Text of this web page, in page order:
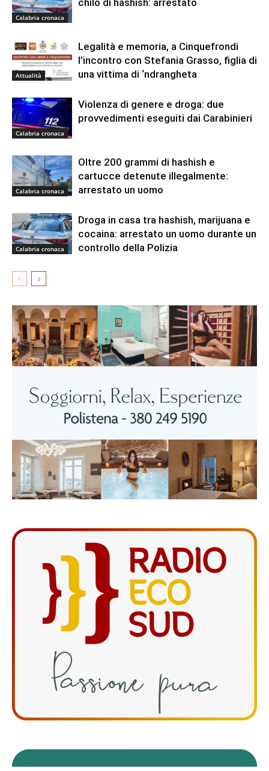
Calabria cronaca
Attualità
Legalità e memoria, a Cinquefrondi
l’incontro con Stefania Grasso, figlia di
una vittima di ‘ndrangheta
Calabria cronaca
Violenza di genere e droga: due
provvedimenti eseguiti dai Carabinieri
Calabria cronaca
Oltre 200 grammi di hashish e
cartucce detenute illegalmente:
arrestato un uomo
Calabria cronaca
Droga in casa tra hashish, marijuana e
cocaina: arrestato un uomo durante un
controllo della Polizia